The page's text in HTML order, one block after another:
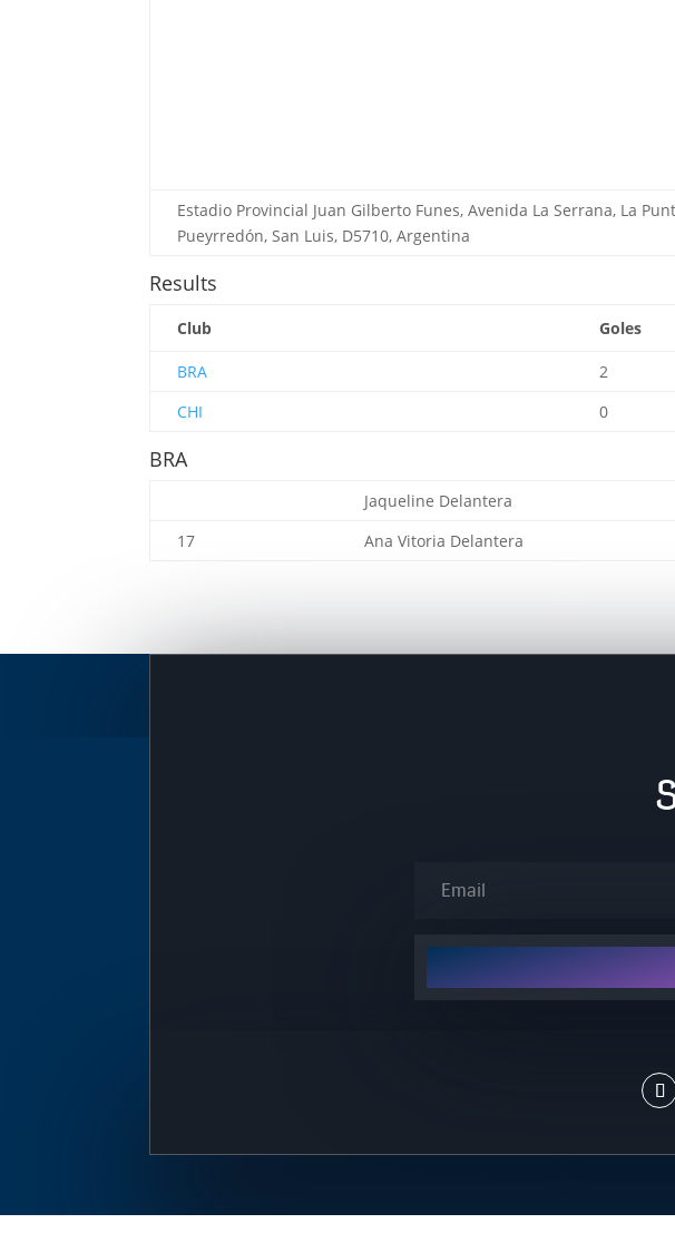
Estadio Provincial Juan Gilberto Funes, Avenida La Serrana, La
Pueyrredón, San Luis, D5710, Argentina
Results
Club Goles
BRA
2
CHI
0
BRA
Jaqueline Delantera
17
Ana Vitoria Delantera